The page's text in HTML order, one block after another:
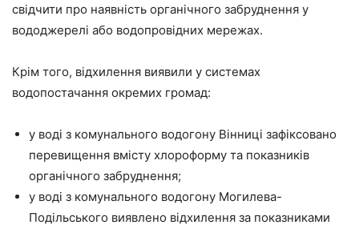
свідчити про наявність органічного забруднення у
вододжерелі або водопровідних мережах.
Крім того, відхилення виявили у системах
водопостачання окремих громад:
у воді з комунального водогону Вінниці зафіксовано
перевищення вмісту хлороформу та показників
органічного забруднення;
у воді з комунального водогону Могилева-
Подільського виявлено відхилення за показниками